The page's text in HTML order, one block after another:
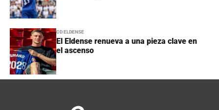
CD ELDENSE
El Eldense renueva a una pieza clave en
el ascenso